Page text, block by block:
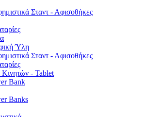
Σταντ - Αφισοθήκες
Ύλη
Σταντ - Αφισοθήκες
- Tablet
Bank
Banks